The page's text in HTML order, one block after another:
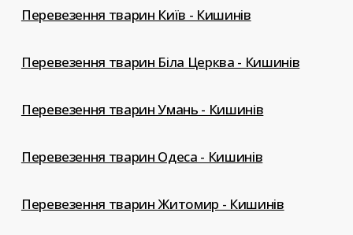
Перевезення тварин Київ - Кишинів
Перевезення тварин Біла Церква - Кишинів
Перевезення тварин Умань - Кишинів
Перевезення тварин Одеса - Кишинів
Перевезення тварин Житомир - Кишинів